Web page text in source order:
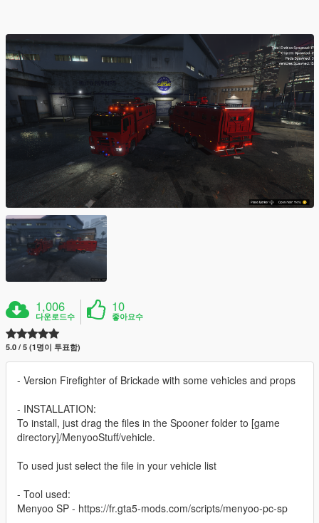
1,006
다운로드수
10
좋아요수
5.0 / 5 (1명이 투표함)
- Version Firefighter of Brickade with some vehicles and props
- INSTALLATION:
To install, just drag the files in the Spooner folder to [game
directory]/MenyooStuff/vehicle.
To used just select the file in your vehicle list
- Tool used:
Menyoo SP - https://fr.gta5-mods.com/scripts/menyoo-pc-sp